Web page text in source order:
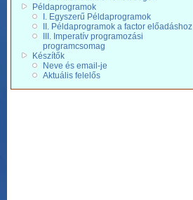
Példaprogramok
I. Egyszerű Példaprogramok
II. Példaprogramok a factor előadáshoz
III. Imperatív programozási
programcsomag
Készítők
Neve és email-je
Aktuális felelős